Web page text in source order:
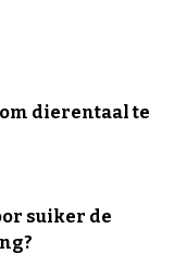
dierentaal te
suiker de